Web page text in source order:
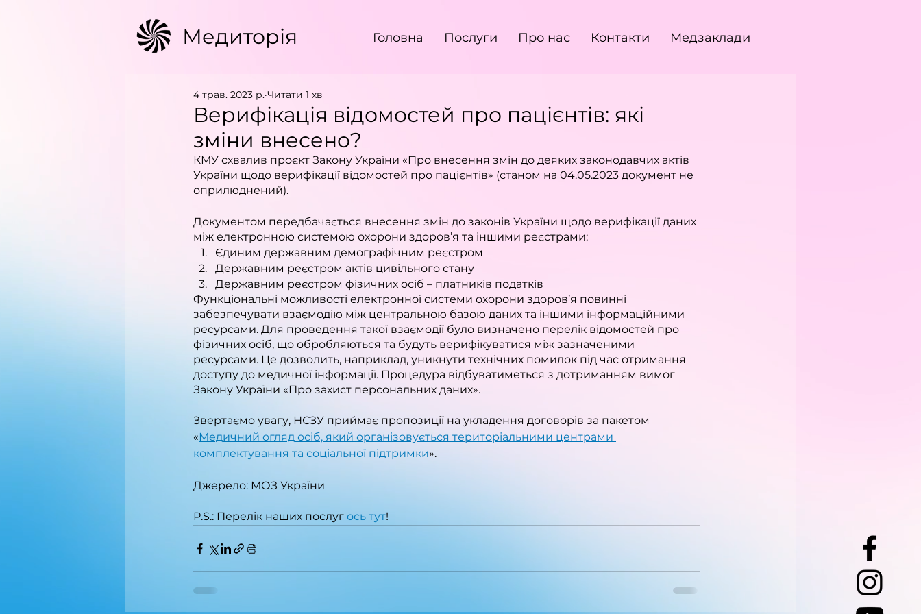
Медиторія Головна Послуги Про нас Контакти Медзаклади
Верифікація відомостей про пацієнтів: які
зміни внесено?
4 трав. 2023 р. Читати 1 хв
КМУ схвалив проєкт Закону України «Про внесення змін до деяких законодавчих актів
України щодо верифікації відомостей про пацієнтів» (станом на 04.05.2023 документ не
оприлюднений).
Документом передбачається внесення змін до законів України щодо верифікації даних
між електронною системою охорони здоров’я та іншими реєстрами:
Єдиним державним демографічним реєстром
Державним реєстром актів цивільного стану
Державним реєстром фізичних осіб – платників податків
Функціональні можливості електронної системи охорони здоров’я повинні
забезпечувати взаємодію між центральною базою даних та іншими інформаційними
ресурсами. Для проведення такої взаємодії було визначено перелік відомостей про
фізичних осіб, що обробляються та будуть верифікуватися між зазначеними
ресурсами. Це дозволить, наприклад, уникнути технічних помилок під час отримання
доступу до медичної інформації. Процедура відбуватиметься з дотриманням вимог
Закону України «Про захист персональних даних».
Звертаємо увагу, НСЗУ приймає пропозиції на укладення договорів за пакетом
«Медичний огляд осіб, який організовується територіальними центрами
комплектування та соціальної підтримки».
Джерело: МОЗ України
P.S.: Перелік наших послуг ось тут!